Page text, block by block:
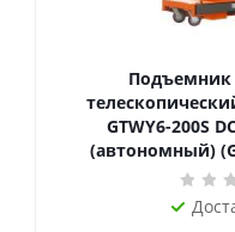
телескопический 200 кг
GTWY6-200S
(автономный)